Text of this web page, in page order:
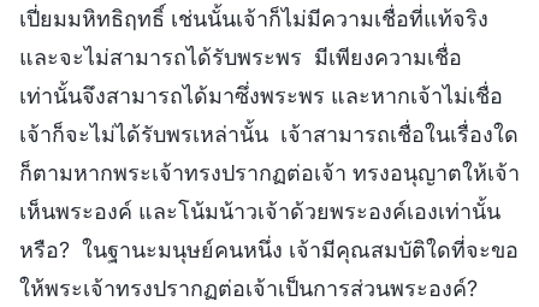
เปี่ยมมหิทธิฤทธิ์ เช่นนั้นเจ้าก็ไม่มีความเชื่อที่แท้จริง
และจะไม่สามารถได้รับพระพร มีเพียงความเชื่อ
เท่านั้นจึงสามารถได้มาซึ่งพระพร และหากเจ้าไม่เชื่อ
เจ้าก็จะไม่ได้รับพรเหล่านั้น เจ้าสามารถเชื่อในเรื่องใด
ก็ตามหากพระเจ้าทรงปรากฏต่อเจ้า ทรงอนุญาตให้เจ้า
เห็นพระองค์ และโน้มน้าวเจ้าด้วยพระองค์เองเท่านั้น
หรือ? ในฐานะมนุษย์คนหนึ่ง เจ้ามีคุณสมบัติใดที่จะขอ
ให้พระเจ้าทรงปรากฏต่อเจ้าเป็นการส่วนพระองค์?